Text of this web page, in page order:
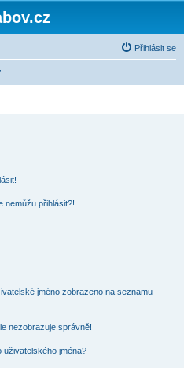
Přihlásit se
nemůžu přihlásit?!
jméno zobrazeno na seznamu
nezobrazuje správně!
uživatelského jména?